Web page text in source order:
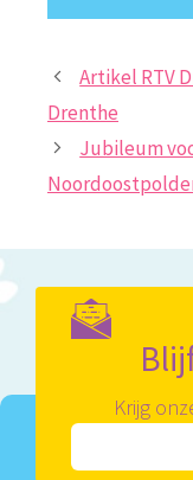
Artikel RTV
Drenthe
Jubileum
Krijg